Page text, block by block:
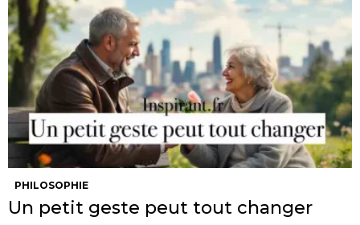
PHILOSOPHIE
Un petit geste peut tout changer